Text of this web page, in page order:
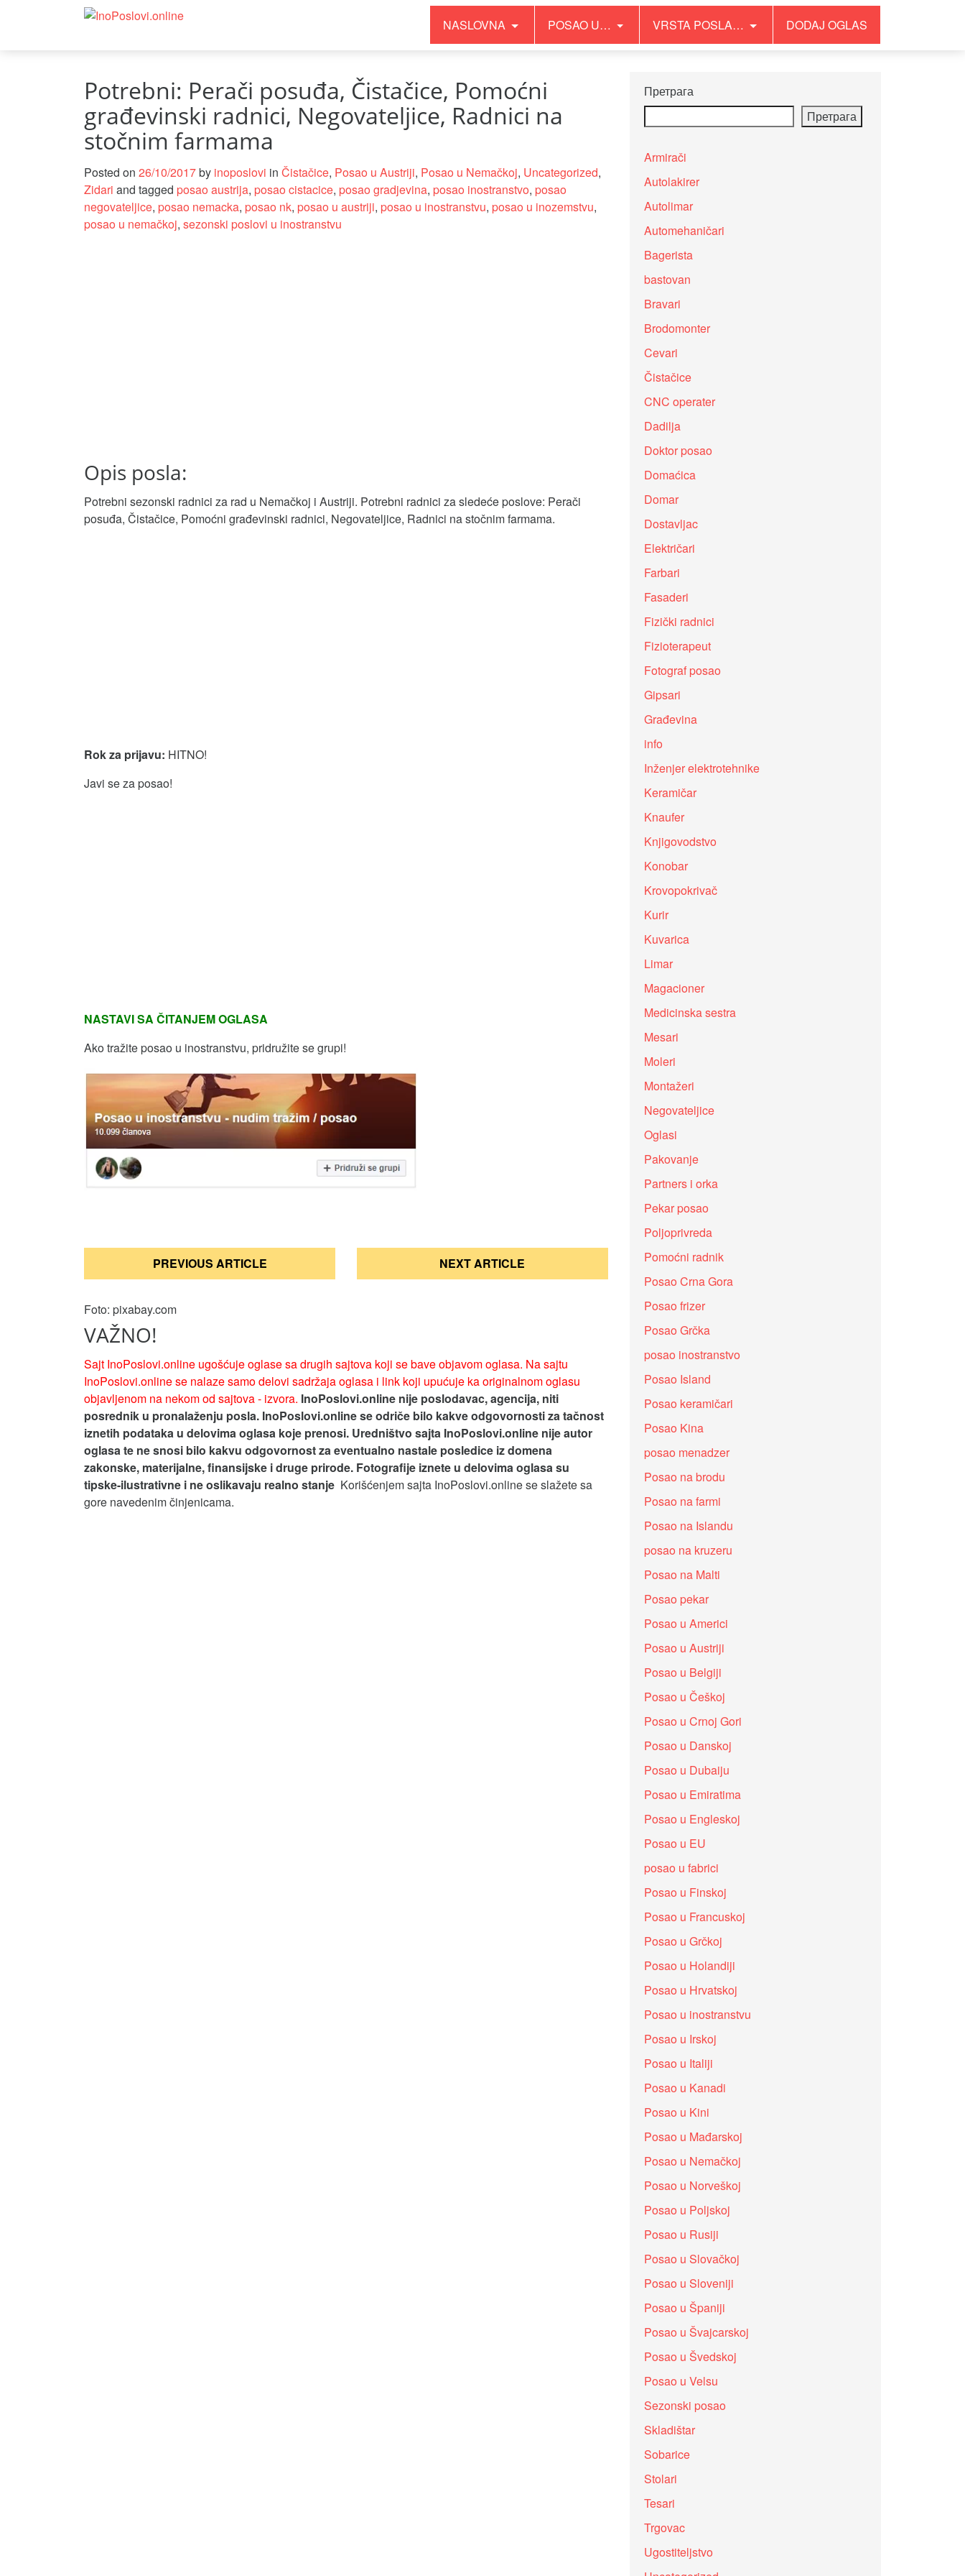
NASLOVNA POSAO U… VRSTA POSLA… DODAJ OGLAS
Potrebni: Perači posuđa, Čistačice, Pomoćni
građevinski radnici, Negovateljice, Radnici na
stočnim farmama
Posted on 26/10/2017by inoposlovi in Čistačice, Posao u Austriji, Posao u Nemačkoj, Uncategorized,
Zidari and tagged posao austrija, posao cistacice, posao gradjevina, posao inostranstvo, posao
negovateljice, posao nemacka, posao nk, posao u austriji, posao u inostranstvu, posao u inozemstvu,
posao u nemačkoj, sezonski poslovi u inostranstvu
Opis posla:
Potrebni sezonski radnici za rad u Nemačkoj i Austriji. Potrebni radnici za sledeće poslove: Perači
posuđa, Čistačice, Pomoćni građevinski radnici, Negovateljice, Radnici na stočnim farmama.
Rok za prijavu: HITNO!
Javi se za posao!
NASTAVI SA ČITANJEM OGLASA
Ako tražite posao u inostranstvu, pridružite se grupi!
Кретање
PREVIOUS ARTICLE NEXT ARTICLE
Foto: pixabay.com
VAŽNO!
Sajt InoPoslovi.online ugošćuje oglase sa drugih sajtova koji se bave objavom oglasa. Na sajtu
InoPoslovi.online se nalaze samo delovi sadržaja oglasa i link koji upućuje ka originalnom oglasu
objavljenom na nekom od sajtova - izvora. InoPoslovi.online nije poslodavac, agencija, niti
posrednik u pronalaženju posla. InoPoslovi.online se odriče bilo kakve odgovornosti za tačnost
iznetih podataka u delovima oglasa koje prenosi. Uredništvo sajta InoPoslovi.online nije autor
oglasa te ne snosi bilo kakvu odgovornost za eventualno nastale posledice iz domena
zakonske, materijalne, finansijske i druge prirode. Fotografije iznete u delovima oglasa su
tipske-ilustrativne i ne oslikavaju realno stanje Korišćenjem sajta InoPoslovi.online se slažete sa
gore navedenim činjenicama.
Претрага
Претрага
Armirači
Autolakirer
Autolimar
Automehaničari
Bagerista
bastovan
Bravari
Brodomonter
Cevari
Čistačice
CNC operater
Dadilja
Doktor posao
Domaćica
Domar
Dostavljac
Električari
Farbari
Fasaderi
Fizički radnici
Fizioterapeut
Fotograf posao
Gipsari
Građevina
info
Inženjer elektrotehnike
Keramičar
Knaufer
Knjigovodstvo
Konobar
Krovopokrivač
Kurir
Kuvarica
Limar
Magacioner
Medicinska sestra
Mesari
Moleri
Montažeri
Negovateljice
Oglasi
Pakovanje
Partners i orka
Pekar posao
Poljoprivreda
Pomoćni radnik
Posao Crna Gora
Posao frizer
Posao Grčka
posao inostranstvo
Posao Island
Posao keramičari
Posao Kina
posao menadzer
Posao na brodu
Posao na farmi
Posao na Islandu
posao na kruzeru
Posao na Malti
Posao pekar
Posao u Americi
Posao u Austriji
Posao u Belgiji
Posao u Češkoj
Posao u Crnoj Gori
Posao u Danskoj
Posao u Dubaiju
Posao u Emiratima
Posao u Engleskoj
Posao u EU
posao u fabrici
Posao u Finskoj
Posao u Francuskoj
Posao u Grčkoj
Posao u Holandiji
Posao u Hrvatskoj
Posao u inostranstvu
Posao u Irskoj
Posao u Italiji
Posao u Kanadi
Posao u Kini
Posao u Mađarskoj
Posao u Nemačkoj
Posao u Norveškoj
Posao u Poljskoj
Posao u Rusiji
Posao u Slovačkoj
Posao u Sloveniji
Posao u Španiji
Posao u Švajcarskoj
Posao u Švedskoj
Posao u Velsu
Sezonski posao
Skladištar
Sobarice
Stolari
Tesari
Trgovac
Ugostiteljstvo